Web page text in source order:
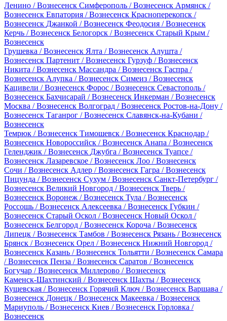
Ленино / Вознесенск Симферополь / Вознесенск Армянск /
Вознесенск Евпатория / Вознесенск Красноперекопск /
Вознесенск Джанкой / Вознесенск Феодосия / Вознесенск
Керчь / Вознесенск Белогорск / Вознесенск Старый Крым /
Вознесенск
Грушевка / Вознесенск Ялта / Вознесенск Алушта /
Вознесенск Партенит / Вознесенск Гурзуф / Вознесенск
Никита / Вознесенск Массандра / Вознесенск Гаспра /
Вознесенск Алупка / Вознесенск Симеиз / Вознесенск
Кацивели / Вознесенск Форос / Вознесенск Севастополь /
Вознесенск Бахчисарай / Вознесенск Инкерман / Вознесенск
Москва / Вознесенск Волгоград / Вознесенск Ростов-на-Дону /
Вознесенск Таганрог / Вознесенск Славянск-на-Кубани /
Вознесенск
Темрюк / Вознесенск Тимошевск / Вознесенск Краснодар /
Вознесенск Новороссийск / Вознесенск Анапа / Вознесенск
Геленджик / Вознесенск Джубга / Вознесенск Туапсе /
Вознесенск Лазаревское / Вознесенск Лоо / Вознесенск
Сочи / Вознесенск Адлер / Вознесенск Гагра / Вознесенск
Пицунда / Вознесенск Сухум / Вознесенск Санкт-Петербург /
Вознесенск Великий Новгород / Вознесенск Тверь /
Вознесенск Воронеж / Вознесенск Тула / Вознесенск
Россошь / Вознесенск Алексеевка / Вознесенск Губкин /
Вознесенск Старый Оскол / Вознесенск Новый Оскол /
Вознесенск Белгород / Вознесенск Короча / Вознесенск
Липецк / Вознесенск Тамбов / Вознесенск Рязань / Вознесенск
Брянск / Вознесенск Орел / Вознесенск Нижний Новгород /
Вознесенск Казань / Вознесенск Тольятти / Вознесенск Самара
/ Вознесенск Пенза / Вознесенск Саратов / Вознесенск
Богучар / Вознесенск Миллерово / Вознесенск
Каменск-Шахтинский / Вознесенск Шахты / Вознесенск
Кущевская / Вознесенск Горячий Ключ / Вознесенск Варшава /
Вознесенск Донецк / Вознесенск Макеевка / Вознесенск
Мариуполь / Вознесенск Киев / Вознесенск Горловка /
Вознесенск